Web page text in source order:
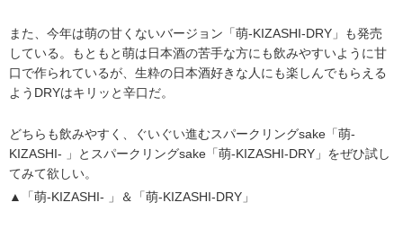
また、今年は萌の甘くないバージョン「萌-KIZASHI-DRY」も発売
している。もともと萌は日本酒の苦手な方にも飲みやすいように甘
口で作られているが、生粋の日本酒好きな人にも楽しんでもらえる
ようDRYはキリッと辛口だ。
どちらも飲みやすく、ぐいぐい進むスパークリングsake「萌-
KIZASHI- 」とスパークリングsake「萌-KIZASHI-DRY」をぜひ試し
てみて欲しい。
▲「萌-KIZASHI- 」＆「萌-KIZASHI-DRY」